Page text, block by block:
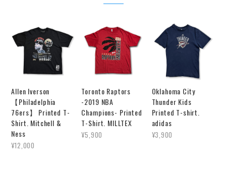
Allen Iverson
【Philadelphia
76ers】 Printed T-
Shirt. Mitchell &
Ness
¥12,000
Toronto Raptors
-2019 NBA
Champions- Printed
T-Shirt. MILLTEX
¥5,900
Oklahoma City
Thunder Kids
Printed T-shirt.
adidas
¥3,900